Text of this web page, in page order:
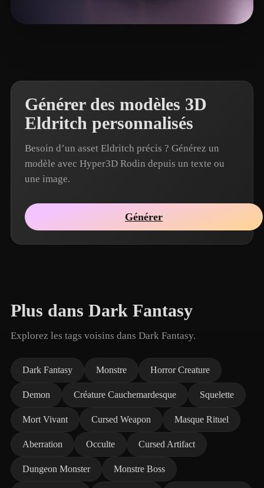
Générer des modèles 3D
Eldritch personnalisés
Besoin d’un asset Eldritch précis ? Générez un
modèle avec Hyper3D Rodin depuis un texte ou
une image.
Générer
Plus dans Dark Fantasy
Explorez les tags voisins dans Dark Fantasy.
Dark Fantasy Monstre Horror Creature
Demon Créature Cauchemardesque Squelette
Mort Vivant Cursed Weapon Masque Rituel
Aberration Occulte Cursed Artifact
Dungeon Monster Monstre Boss